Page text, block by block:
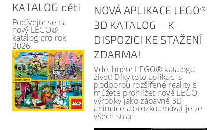
KATALOG děti
Podívejte se na
nový LEGO®
katalog pro rok
2026.
NOVÁ APLIKACE LEGO®
3D KATALOG – K
DISPOZICI KE STAŽENÍ
ZDARMA!
Vdechněte LEGO® katalogu
život! Díky této aplikaci s
podporou rozšířené reality si
můžete prohlížet nové LEGO
výrobky jako zábavné 3D
animace a prozkoumávat je ze
všech stran.